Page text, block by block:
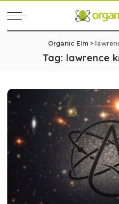
Organic Elm >
Tag: lawrence